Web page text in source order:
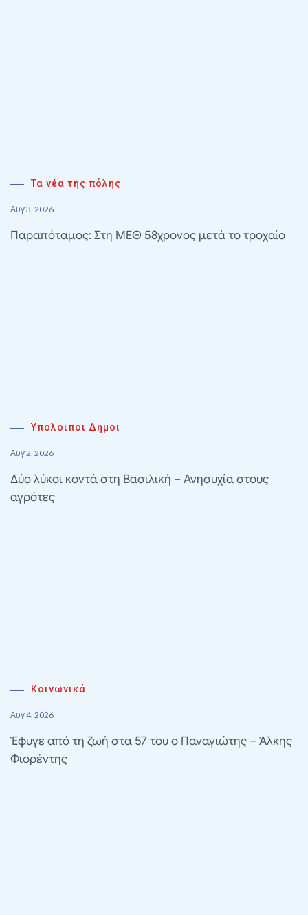
Τα νέα της πόλης
Αυγ 3, 2026
Παραπόταμος: Στη ΜΕΘ 58χρονος μετά το τροχαίο
Υπολοιποι Δημοι
Αυγ 2, 2026
Δύο λύκοι κοντά στη Βασιλική – Ανησυχία στους
αγρότες
Κοινωνικά
Αυγ 4, 2026
Έφυγε από τη ζωή στα 57 του ο Παναγιώτης – Άλκης
Φιορέντης